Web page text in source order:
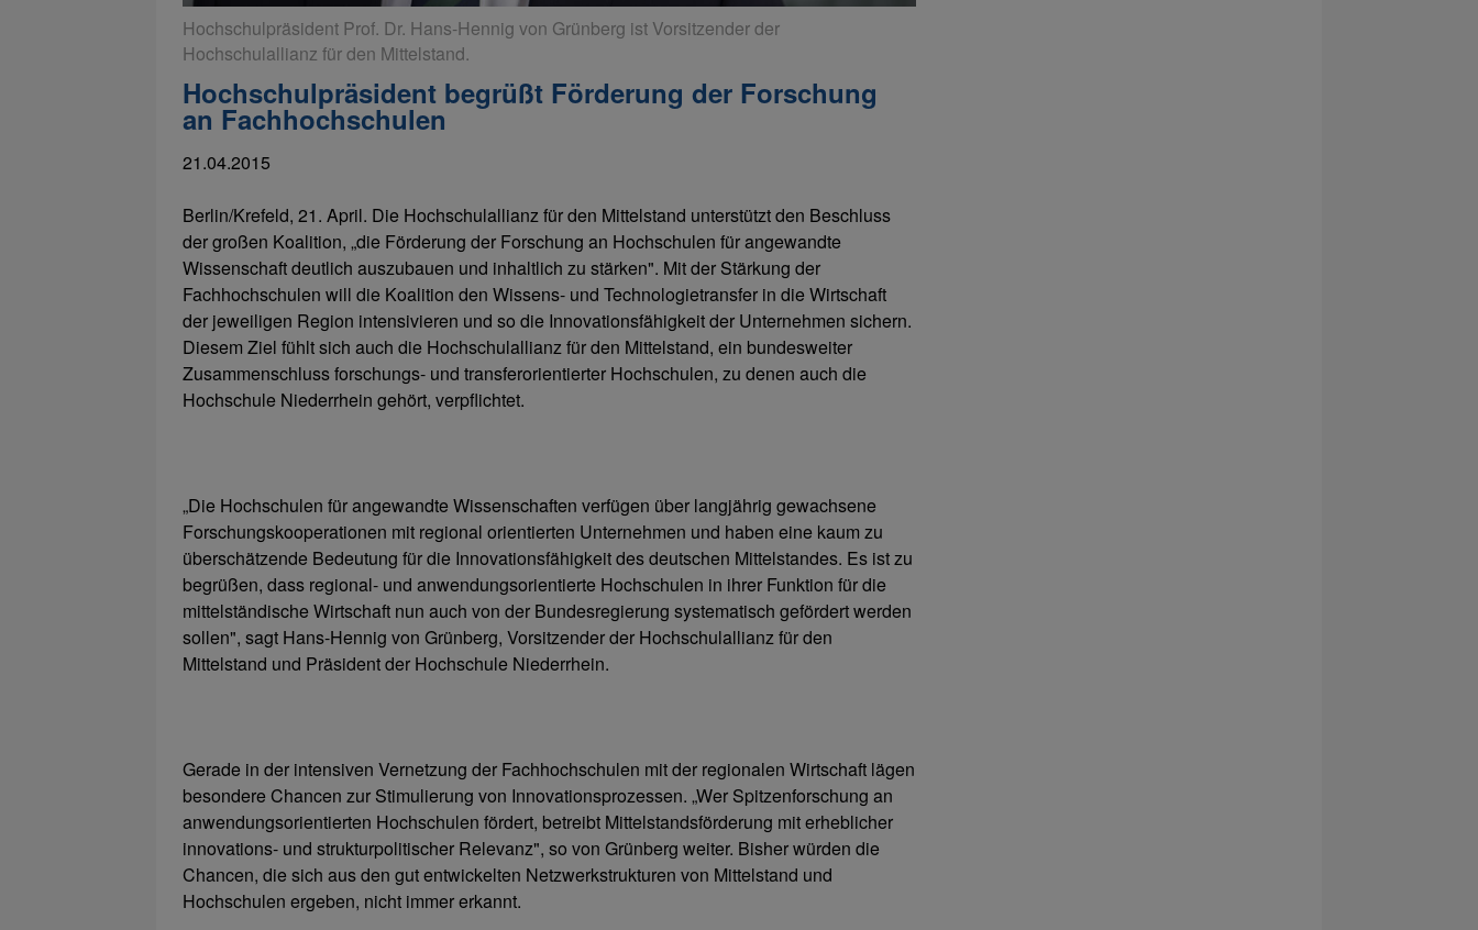
Hochschulpräsident Prof. Dr. Hans-Hennig von Grünberg ist Vorsitzender der
Hochschulallianz für den Mittelstand.
Hochschulpräsident begrüßt Förderung der Forschung
an Fachhochschulen
21.04.2015
Berlin/Krefeld, 21. April. Die Hochschulallianz für den Mittelstand unterstützt den Beschluss
der großen Koalition, „die Förderung der Forschung an Hochschulen für angewandte
Wissenschaft deutlich auszubauen und inhaltlich zu stärken". Mit der Stärkung der
Fachhochschulen will die Koalition den Wissens- und Technologietransfer in die Wirtschaft
der jeweiligen Region intensivieren und so die Innovationsfähigkeit der Unternehmen sichern.
Diesem Ziel fühlt sich auch die Hochschulallianz für den Mittelstand, ein bundesweiter
Zusammenschluss forschungs- und transferorientierter Hochschulen, zu denen auch die
Hochschule Niederrhein gehört, verpflichtet.
„Die Hochschulen für angewandte Wissenschaften verfügen über langjährig gewachsene
Forschungskooperationen mit regional orientierten Unternehmen und haben eine kaum zu
überschätzende Bedeutung für die Innovationsfähigkeit des deutschen Mittelstandes. Es ist zu
begrüßen, dass regional- und anwendungsorientierte Hochschulen in ihrer Funktion für die
mittelständische Wirtschaft nun auch von der Bundesregierung systematisch gefördert werden
sollen", sagt Hans-Hennig von Grünberg, Vorsitzender der Hochschulallianz für den
Mittelstand und Präsident der Hochschule Niederrhein.
Gerade in der intensiven Vernetzung der Fachhochschulen mit der regionalen Wirtschaft lägen
besondere Chancen zur Stimulierung von Innovationsprozessen. „Wer Spitzenforschung an
anwendungsorientierten Hochschulen fördert, betreibt Mittelstandsförderung mit erheblicher
innovations- und strukturpolitischer Relevanz", so von Grünberg weiter. Bisher würden die
Chancen, die sich aus den gut entwickelten Netzwerkstrukturen von Mittelstand und
Hochschulen ergeben, nicht immer erkannt.